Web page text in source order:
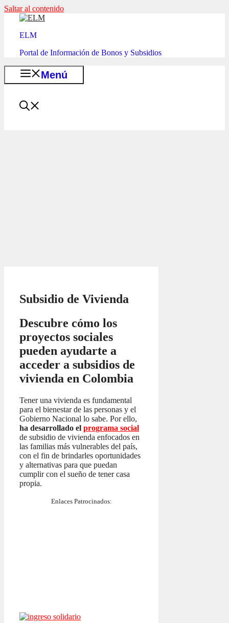
Saltar al contenido
ELM
Portal de Información de Bonos y Subsidios
Menú
Subsidio de Vivienda
Descubre cómo los
proyectos sociales
pueden ayudarte a
acceder a subsidios de
vivienda en Colombia
Tener una vivienda es fundamental
para el bienestar de las personas y el
Gobierno Nacional lo sabe. Por ello,
ha desarrollado el programa social
de subsidio de vivienda enfocados en
las familias más vulnerables del país,
con el fin de brindarles oportunidades
y alternativas para que puedan
cumplir con el sueño de tener casa
propia.
Enlaces Patrocinados: